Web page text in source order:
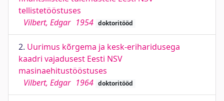
tellistetööstuses
Vilbert, Edgar 1954 doktoritööd
2. Uurimus kõrgema ja kesk-eriharidusega
kaadri vajadusest Eesti NSV
masinaehitustööstuses
Vilbert, Edgar 1964 doktoritööd